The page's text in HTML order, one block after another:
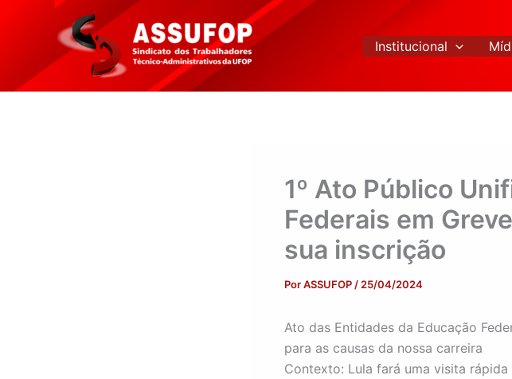
conteúdo
Institucional
1º Ato Público
Federais em
sua inscrição
PorASSUFOP / 25/04/2024
Ato das Entidades da Educação
para as causas da nossa carreira
Contexto: Lula fará uma visita